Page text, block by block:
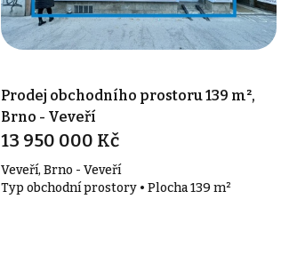
Prodej obchodního prostoru 139 m²,
Brno - Veveří
13 950 000 Kč
Veveří, Brno - Veveří
Typ obchodní prostory • Plocha 139 m²